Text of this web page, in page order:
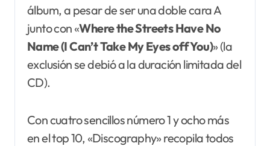
álbum, a pesar de ser una doble cara A
junto con «Where the Streets Have No
Name (I Can’t Take My Eyes off You)» (la
exclusión se debió a la duración limitada del
CD).
Con cuatro sencillos número 1 y ocho más
en el top 10, «Discography» recopila todos